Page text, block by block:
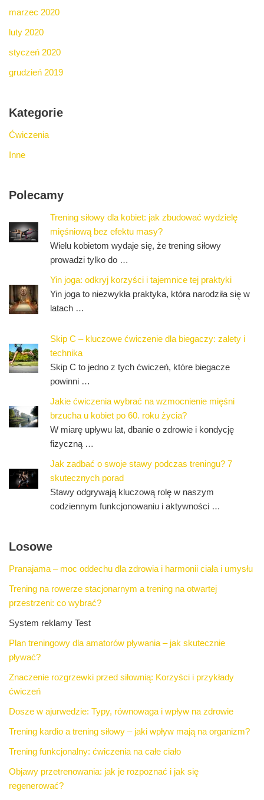
marzec 2020
luty 2020
styczeń 2020
grudzień 2019
Kategorie
Ćwiczenia
Inne
Polecamy
Trening siłowy dla kobiet: jak zbudować wydzielę
mięśniową bez efektu masy?
Wielu kobietom wydaje się, że trening siłowy
prowadzi tylko do …
Yin joga: odkryj korzyści i tajemnice tej praktyki
Yin joga to niezwykła praktyka, która narodziła się w
latach …
Skip C – kluczowe ćwiczenie dla biegaczy: zalety i
technika
Skip C to jedno z tych ćwiczeń, które biegacze
powinni …
Jakie ćwiczenia wybrać na wzmocnienie mięśni
brzucha u kobiet po 60. roku życia?
W miarę upływu lat, dbanie o zdrowie i kondycję
fizyczną …
Jak zadbać o swoje stawy podczas treningu? 7
skutecznych porad
Stawy odgrywają kluczową rolę w naszym
codziennym funkcjonowaniu i aktywności …
Losowe
Pranajama – moc oddechu dla zdrowia i harmonii ciała i umysłu
Trening na rowerze stacjonarnym a trening na otwartej
przestrzeni: co wybrać?
System reklamy Test
Plan treningowy dla amatorów pływania – jak skutecznie
pływać?
Znaczenie rozgrzewki przed siłownią: Korzyści i przykłady
ćwiczeń
Dosze w ajurwedzie: Typy, równowaga i wpływ na zdrowie
Trening kardio a trening siłowy – jaki wpływ mają na organizm?
Trening funkcjonalny: ćwiczenia na całe ciało
Objawy przetrenowania: jak je rozpoznać i jak się
regenerować?